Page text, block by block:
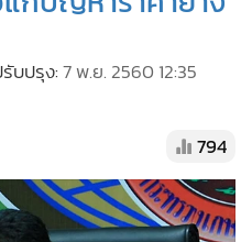
บปรุง:7 พ.ย. 2560 12:35
794